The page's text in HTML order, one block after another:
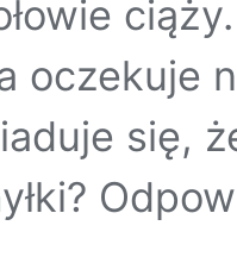
oczekuje
się,